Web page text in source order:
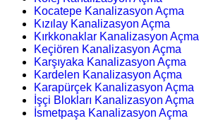
Kocatepe Kanalizasyon Açma
Kızılay Kanalizasyon Açma
Kırkkonaklar Kanalizasyon Açma
Keçiören Kanalizasyon Açma
Karşıyaka Kanalizasyon Açma
Kardelen Kanalizasyon Açma
Karapürçek Kanalizasyon Açma
İşçi Blokları Kanalizasyon Açma
İsmetpaşa Kanalizasyon Açma